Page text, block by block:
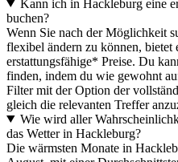
Kann ich in Hackleburg eine
buchen?
Wenn Sie nach der Möglichkeit
flexibel ändern zu können,
erstattungsfähige* Preise. Du
finden, indem du wie gewohnt
Filter mit der Option der
gleich die relevanten Treffer
Wie wird aller
das Wetter in Hackleburg?
Die wärmsten Monate in